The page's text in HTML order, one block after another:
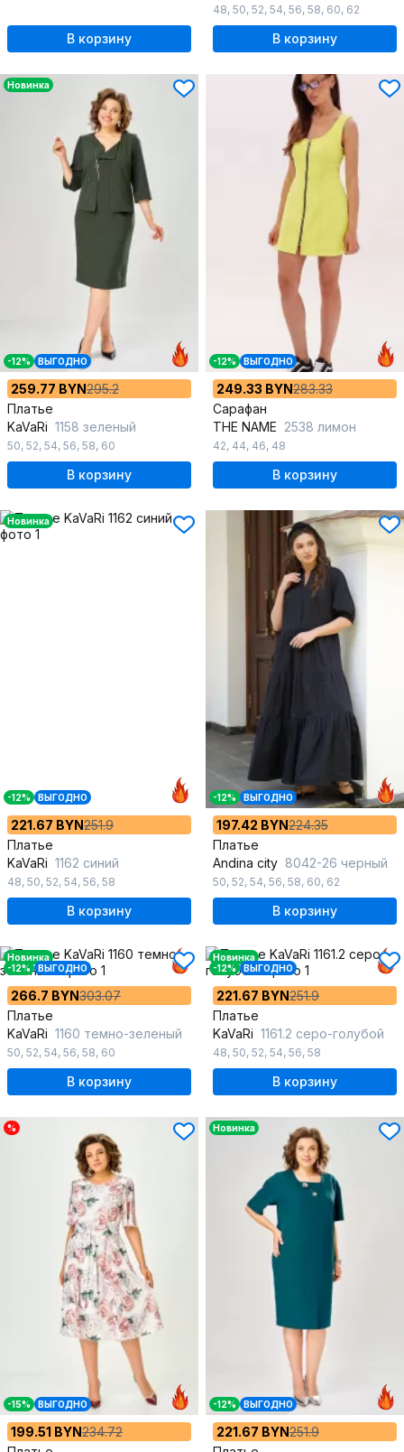
В корзину
48, 50, 52, 54, 56, 58, 60, 62
В корзину
Новинка
-12% ВЫГОДНО
259.77 BYN295.2
Платье
KaVaRi 1158 зеленый
50, 52, 54, 56, 58, 60
В корзину
-12% ВЫГОДНО
249.33 BYN283.33
Сарафан
THE NAME 2538 лимон
42, 44, 46, 48
В корзину
Новинка
-12% ВЫГОДНО
221.67 BYN251.9
Платье
KaVaRi 1162 синий
48, 50, 52, 54, 56, 58
В корзину
-12% ВЫГОДНО
197.42 BYN224.35
Платье
Andina city 8042-26 черный
50, 52, 54, 56, 58, 60, 62
В корзину
Новинка
-12%
ВЫГОДНО
266.7 BYN303.07
Платье
KaVaRi 1160 темно-зеленый
50, 52, 54, 56, 58, 60
В корзину
Новинка
-12%
ВЫГОДНО
221.67 BYN251.9
Платье
KaVaRi 1161.2 серо-голубой
48, 50, 52, 54, 56, 58
В корзину
%
-15% ВЫГОДНО
199.51 BYN234.72
Новинка
-12% ВЫГОДНО
221.67 BYN251.9